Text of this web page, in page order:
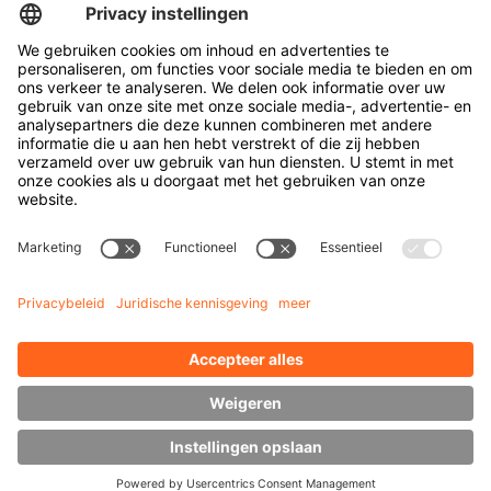
Türkçe
Kabelhaspeltransporter
Deuren en ramen
Bedrijf
Over Hubtex
Duurzaamheid
Contactpersonen
Kennis
Downloads
Energiebeheer
Zijlader